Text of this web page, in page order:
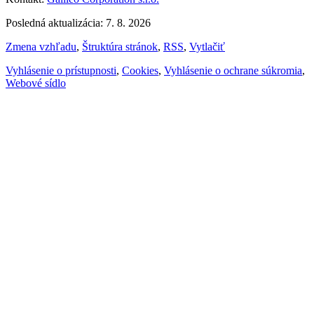
Posledná aktualizácia: 7. 8. 2026
Zmena vzhľadu, Štruktúra stránok, RSS, Vytlačiť
Vyhlásenie o prístupnosti, Cookies, Vyhlásenie o ochrane súkromia,
Webové sídlo